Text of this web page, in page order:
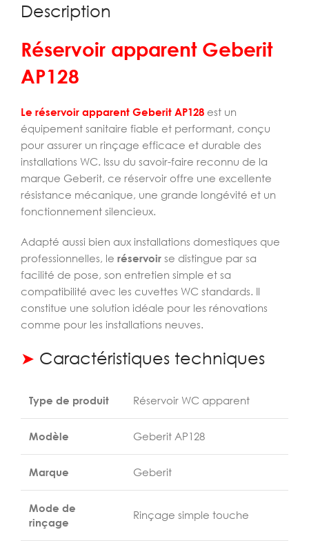
Description
Réservoir apparent Geberit
AP128
Le réservoir apparent Geberit AP128 est un
équipement sanitaire fiable et performant, conçu
pour assurer un rinçage efficace et durable des
installations WC. Issu du savoir-faire reconnu de la
marque Geberit, ce réservoir offre une excellente
résistance mécanique, une grande longévité et un
fonctionnement silencieux.
Adapté aussi bien aux installations domestiques que
professionnelles, le réservoir se distingue par sa
facilité de pose, son entretien simple et sa
compatibilité avec les cuvettes WC standards. Il
constitue une solution idéale pour les rénovations
comme pour les installations neuves.
➤ Caractéristiques techniques
Type de produit Réservoir WC apparent
Modèle Geberit AP128
Marque Geberit
Mode de
rinçage
Rinçage simple touche